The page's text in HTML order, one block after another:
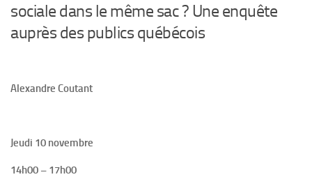
sociale dans le même sac ? Une enquête
auprès des publics québécois
Alexandre Coutant
Jeudi 10 novembre
14h00 – 17h00